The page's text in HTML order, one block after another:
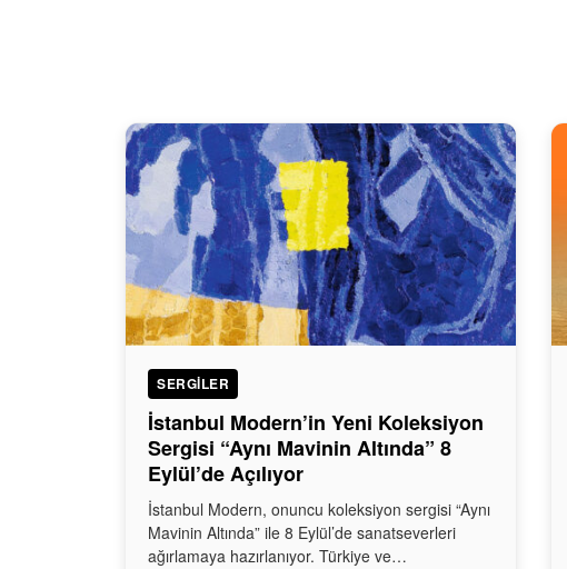
SERGILER
İstanbul Modern’in Yeni Koleksiyon
Sergisi “Aynı Mavinin Altında” 8
Eylül’de Açılıyor
İstanbul Modern, onuncu koleksiyon sergisi “Aynı
Mavinin Altında” ile 8 Eylül’de sanatseverleri
ağırlamaya hazırlanıyor. Türkiye ve…